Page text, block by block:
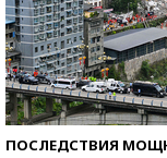
ПОСЛЕДСТВИЯ